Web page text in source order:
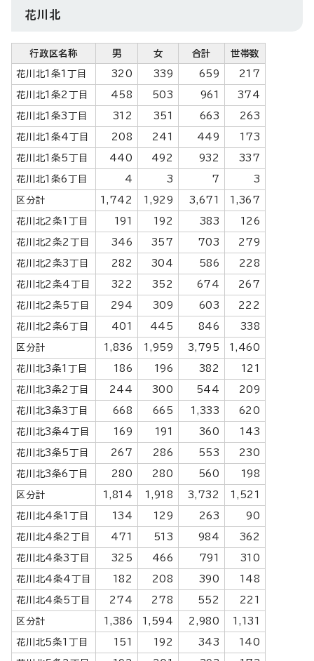
花川北
行政区名称 男 女 合計 世帯数
花川北1条1丁目 320 339 659 217
花川北1条2丁目 458 503 961 374
花川北1条3丁目 312 351 663 263
花川北1条4丁目 208 241 449 173
花川北1条5丁目 440 492 932 337
花川北1条6丁目 4 3 7 3
区分計 1,742 1,929 3,671 1,367
花川北2条1丁目 191 192 383 126
花川北2条2丁目 346 357 703 279
花川北2条3丁目 282 304 586 228
花川北2条4丁目 322 352 674 267
花川北2条5丁目 294 309 603 222
花川北2条6丁目 401 445 846 338
区分計 1,836 1,959 3,795 1,460
花川北3条1丁目 186 196 382 121
花川北3条2丁目 244 300 544 209
花川北3条3丁目 668 665 1,333 620
花川北3条4丁目 169 191 360 143
花川北3条5丁目 267 286 553 230
花川北3条6丁目 280 280 560 198
区分計 1,814 1,918 3,732 1,521
花川北4条1丁目 134 129 263 90
花川北4条2丁目 471 513 984 362
花川北4条3丁目 325 466 791 310
花川北4条4丁目 182 208 390 148
花川北4条5丁目 274 278 552 221
区分計 1,386 1,594 2,980 1,131
花川北5条1丁目 151 192 343 140